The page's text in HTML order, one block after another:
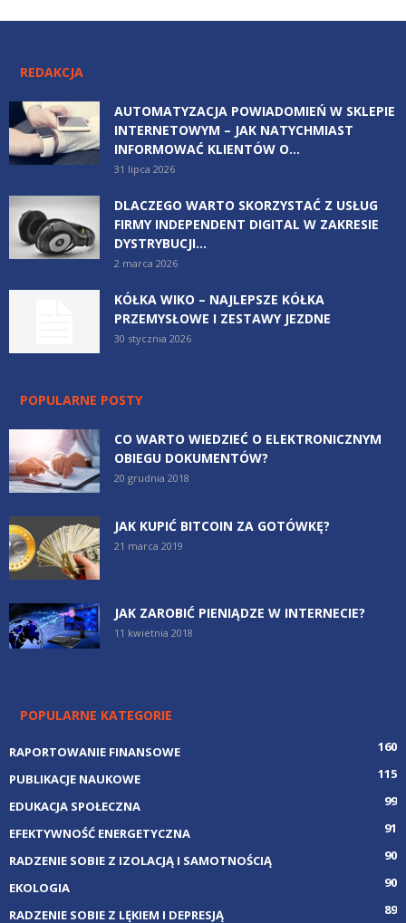
REDAKCJA
AUTOMATYZACJA POWIADOMIEŃ W SKLEPIE
INTERNETOWYM – JAK NATYCHMIAST
INFORMOWAĆ KLIENTÓW O...
31 lipca 2026
DLACZEGO WARTO SKORZYSTAĆ Z USŁUG
FIRMY INDEPENDENT DIGITAL W ZAKRESIE
DYSTRYBUCJI...
2 marca 2026
KÓŁKA WIKO – NAJLEPSZE KÓŁKA
PRZEMYSŁOWE I ZESTAWY JEZDNE
30 stycznia 2026
POPULARNE POSTY
CO WARTO WIEDZIEĆ O ELEKTRONICZNYM
OBIEGU DOKUMENTÓW?
20 grudnia 2018
JAK KUPIĆ BITCOIN ZA GOTÓWKĘ?
21 marca 2019
JAK ZAROBIĆ PIENIĄDZE W INTERNECIE?
11 kwietnia 2018
POPULARNE KATEGORIE
RAPORTOWANIE FINANSOWE
160
PUBLIKACJE NAUKOWE
115
EDUKACJA SPOŁECZNA
99
EFEKTYWNOŚĆ ENERGETYCZNA
91
RADZENIE SOBIE Z IZOLACJĄ I SAMOTNOŚCIĄ
90
EKOLOGIA
90
RADZENIE SOBIE Z LĘKIEM I DEPRESJĄ
89